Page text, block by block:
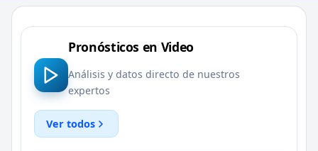
Pronósticos en Video
Análisis y datos directo de nuestros
expertos
Ver todos